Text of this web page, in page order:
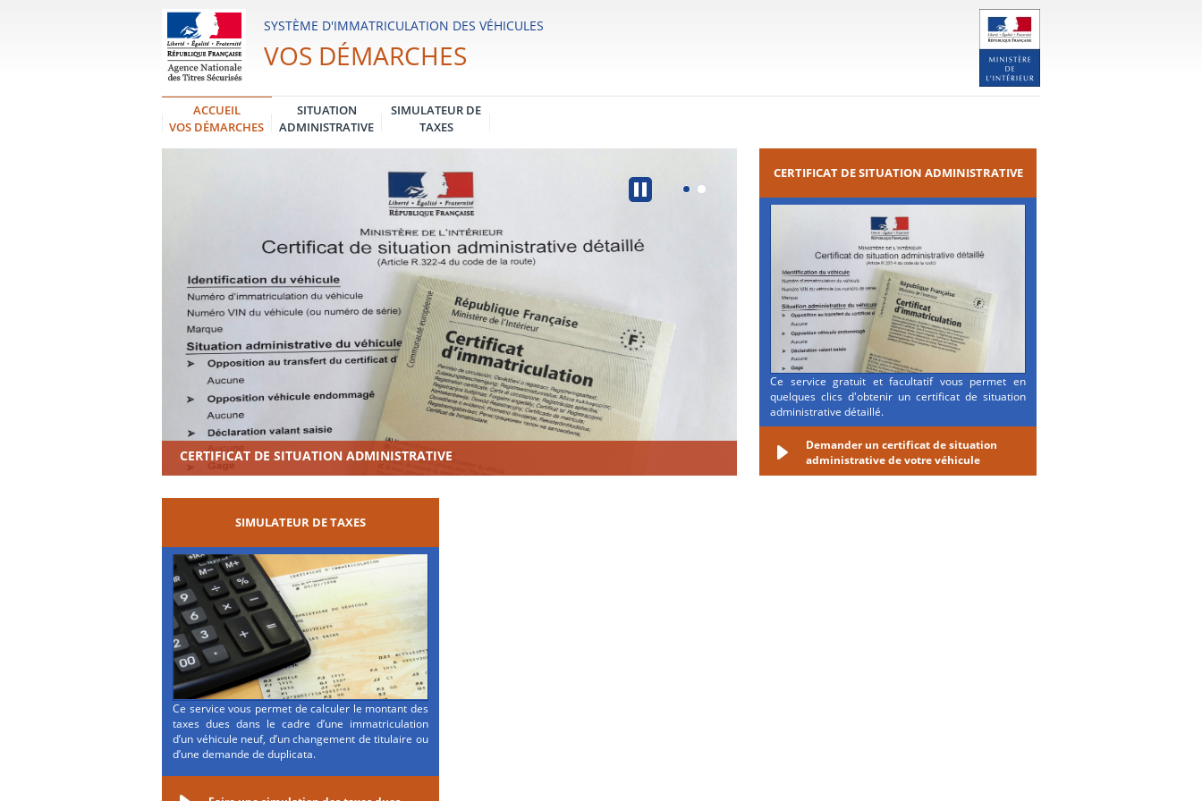
Système
d'Immatriculation
des
Véhicules
SYSTÈME D'IMMATRICULATION DES VÉHICULES
VOS DÉMARCHES
ACCUEIL
VOS DÉMARCHES
SITUATION
ADMINISTRATIVE
SIMULATEUR DE
TAXES
CERTIFICAT DE SITUATION ADMINISTRATIVE
CERTIFICAT DE SITUATION ADMINISTRATIVE
Ce service gratuit et facultatif vous permet en
quelques clics d'obtenir un certificat de situation
administrative détaillé.
Demander un certificat de situation
administrative de votre véhicule
SIMULATEUR DE TAXES
Ce service vous permet de calculer le montant des
taxes dues dans le cadre d’une immatriculation
d’un véhicule neuf, d’un changement de titulaire ou
d’une demande de duplicata.